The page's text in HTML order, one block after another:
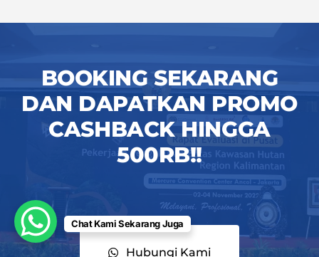
BOOKING SEKARANG
DAN DAPATKAN PROMO
CASHBACK HINGGA
500RB!!
Hubungi Kami
Chat Kami Sekarang Juga